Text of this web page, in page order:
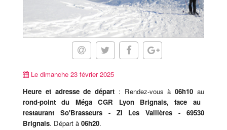
Le dimanche 23 février 2025
Heure et adresse de départ : Rendez-vous à06h10 au
rond-point du Méga CGR Lyon Brignais, face au
restaurant So'Brasseurs - ZI Les Vallières - 69530
Brignais. Départ à 06h20.